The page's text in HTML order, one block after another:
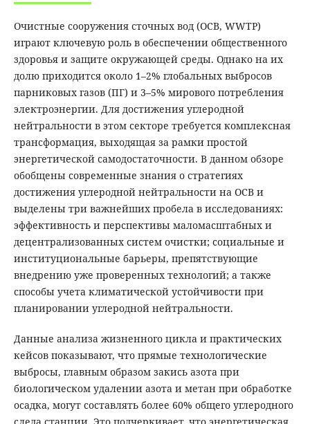
Очистные сооружения сточных вод (ОСВ, WWTP)
играют ключевую роль в обеспечении общественного
здоровья и защите окружающей среды. Однако на их
долю приходится около 1–2% глобальных выбросов
парниковых газов (ПГ) и 3–5% мирового потребления
электроэнергии. Для достижения углеродной
нейтральности в этом секторе требуется комплексная
трансформация, выходящая за рамки простой
энергетической самодостаточности. В данном обзоре
обобщены современные знания о стратегиях
достижения углеродной нейтральности на ОСВ и
выделены три важнейших пробела в исследованиях:
эффективность и перспективы маломасштабных и
децентрализованных систем очистки; социальные и
институциональные барьеры, препятствующие
внедрению уже проверенных технологий; а также
способы учета климатической устойчивости при
планировании углеродной нейтральности.
Данные анализа жизненного цикла и практических
кейсов показывают, что прямые технологические
выбросы, главным образом закись азота при
биологическом удалении азота и метан при обработке
осадка, могут составлять более 60% общего углеродного
следа станции. Это подчеркивает, что энергетическая